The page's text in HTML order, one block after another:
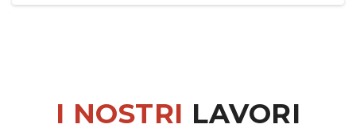
I NOSTRI LAVORI